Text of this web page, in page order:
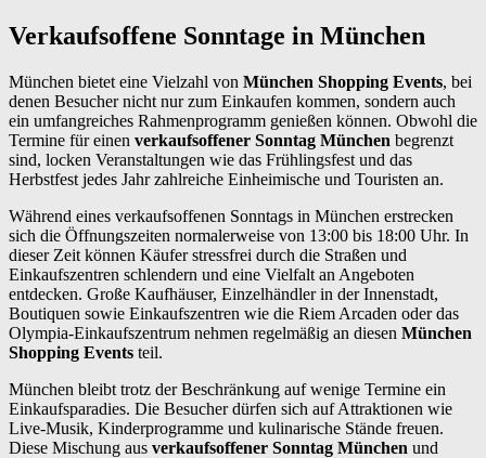
Verkaufsoffene Sonntage in München
München bietet eine Vielzahl von München Shopping Events, bei
denen Besucher nicht nur zum Einkaufen kommen, sondern auch
ein umfangreiches Rahmenprogramm genießen können. Obwohl die
Termine für einen verkaufsoffener Sonntag München begrenzt
sind, locken Veranstaltungen wie das Frühlingsfest und das
Herbstfest jedes Jahr zahlreiche Einheimische und Touristen an.
Während eines verkaufsoffenen Sonntags in München erstrecken
sich die Öffnungszeiten normalerweise von 13:00 bis 18:00 Uhr. In
dieser Zeit können Käufer stressfrei durch die Straßen und
Einkaufszentren schlendern und eine Vielfalt an Angeboten
entdecken. Große Kaufhäuser, Einzelhändler in der Innenstadt,
Boutiquen sowie Einkaufszentren wie die Riem Arcaden oder das
Olympia-Einkaufszentrum nehmen regelmäßig an diesen München
Shopping Events teil.
München bleibt trotz der Beschränkung auf wenige Termine ein
Einkaufsparadies. Die Besucher dürfen sich auf Attraktionen wie
Live-Musik, Kinderprogramme und kulinarische Stände freuen.
Diese Mischung aus verkaufsoffener Sonntag München und